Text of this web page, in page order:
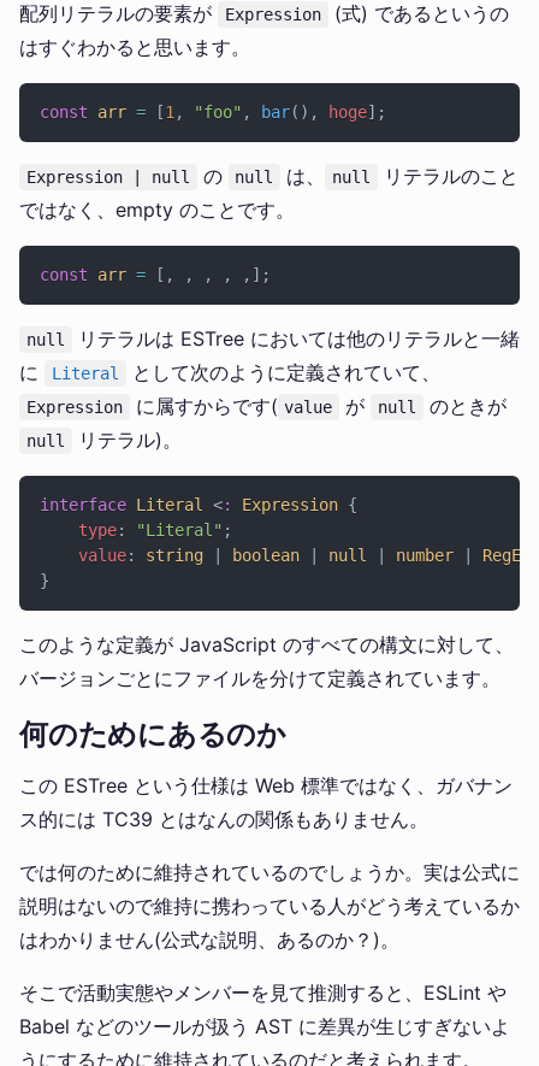
配列リテラルの要素が Expression
(式) であるというの
はすぐわかると思います。
const arr = [1 , "foo" , bar(), hoge];
Expression | null の null は、 null
リテラルのこと
ではなく、empty のことです。
const arr = [, , , , ,];
null
リテラルは ESTree においては他のリテラルと一緒
に
Literal として次のように定義されていて、
Expression に属すからです( value が null のときが
null リテラル)。
interface Literal <: Expression {
    type
: "Literal" ;
    value
: string | boolean | null number | RegExp
}
このような定義が JavaScript のすべての構文に対して、
バージョンごとにファイルを分けて定義されています。
何のためにあるのか
この ESTree という仕様は Web 標準ではなく、ガバナン
ス的には TC39 とはなんの関係もありません。
では何のために維持されているのでしょうか。実は公式に
説明はないので維持に携わっている人がどう考えているか
はわかりません(公式な説明、あるのか？)。
そこで活動実態やメンバーを見て推測すると、ESLint や
Babel などのツールが扱う AST に差異が生じすぎないよ
うにするために維持されているのだと考えられます。